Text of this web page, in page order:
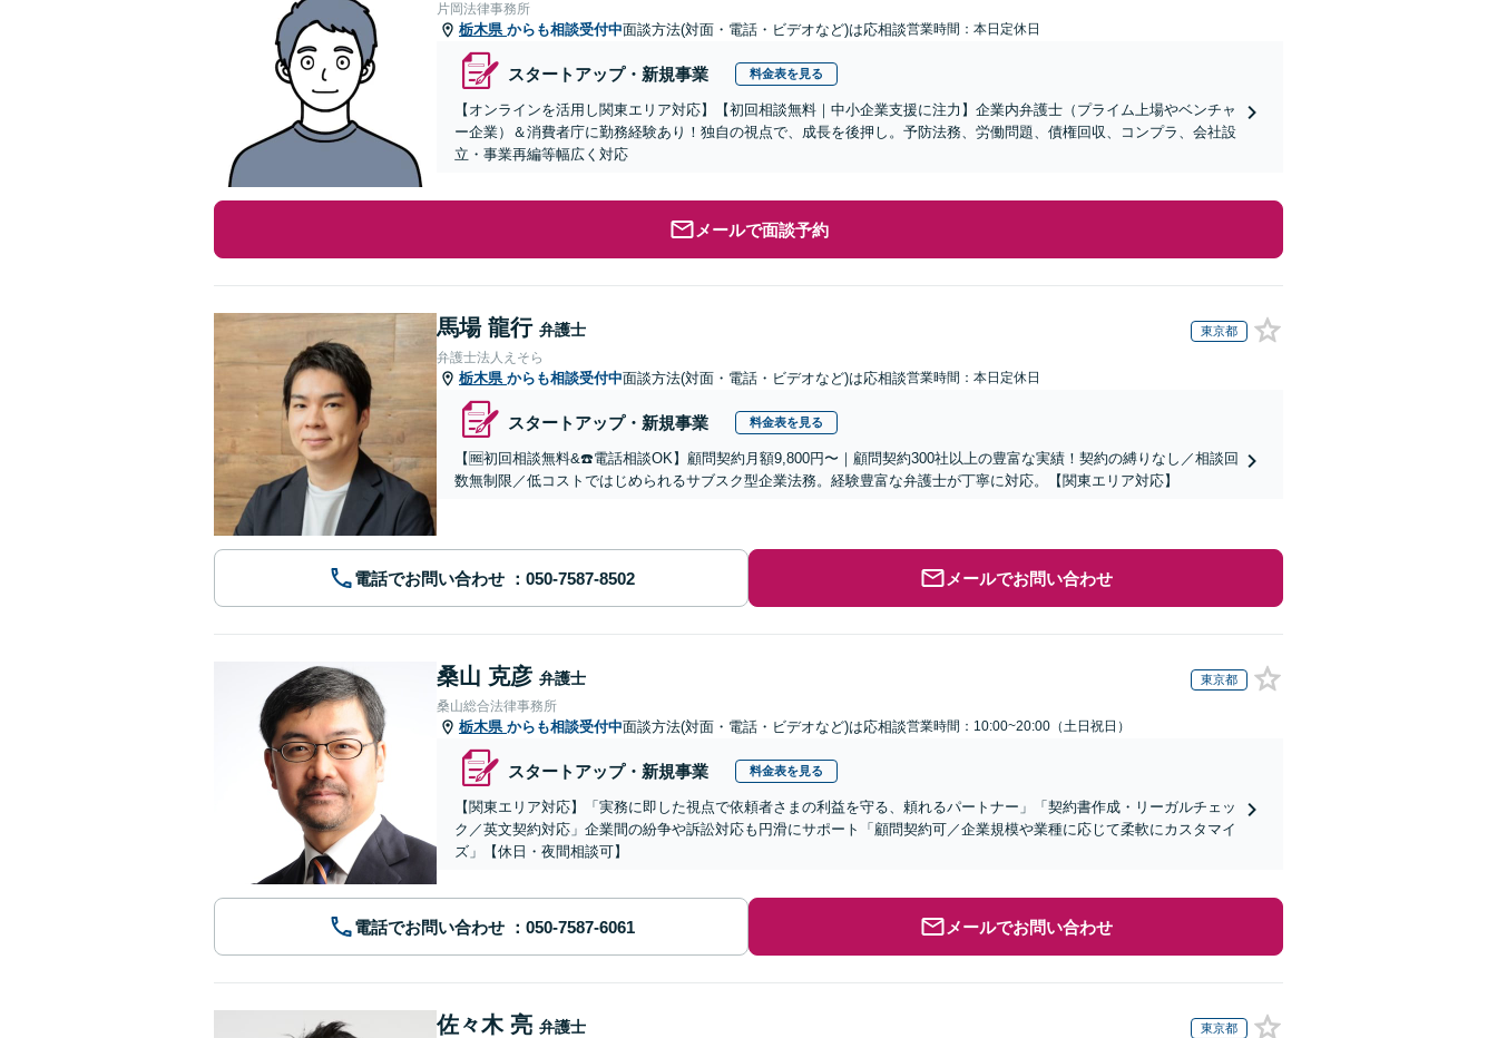
片岡法律事務所
栃木県 からも相談受付中面談方法(対面・電話・ビデオなど)は応相談営業時間：本日定休日
スタートアップ・新規事業 料金表を見る
【オンラインを活用し関東エリア対応】【初回相談無料｜中小企業支援に注力】企業内弁護士（プライム上場やベンチャ
ー企業）＆消費者庁に勤務経験あり！独自の視点で、成長を後押し。予防法務、労働問題、債権回収、コンプラ、会社設
立・事業再編等幅広く対応
メールで面談予約
馬場 龍行 弁護士 東京都
弁護士法人えそら
栃木県 からも相談受付中面談方法(対面・電話・ビデオなど)は応相談営業時間：本日定休日
スタートアップ・新規事業 料金表を見る
【🆓初回相談無料&☎️電話相談OK】顧問契約月額9,800円〜｜顧問契約300社以上の豊富な実績！契約の縛りなし／相談回
数無制限／低コストではじめられるサブスク型企業法務。経験豊富な弁護士が丁寧に対応。【関東エリア対応】
電話でお問い合わせ メールでお問い合わせ
桑山 克彦 弁護士 東京都
桑山総合法律事務所
栃木県 からも相談受付中面談方法(対面・電話・ビデオなど)は応相談営業時間：10:00~20:00（土日祝日）
スタートアップ・新規事業 料金表を見る
【関東エリア対応】「実務に即した視点で依頼者さまの利益を守る、頼れるパートナー」「契約書作成・リーガルチェッ
ク／英文契約対応」企業間の紛争や訴訟対応も円滑にサポート「顧問契約可／企業規模や業種に応じて柔軟にカスタマイ
ズ」【休日・夜間相談可】
電話でお問い合わせ メールでお問い合わせ
佐々木 亮 弁護士 東京都